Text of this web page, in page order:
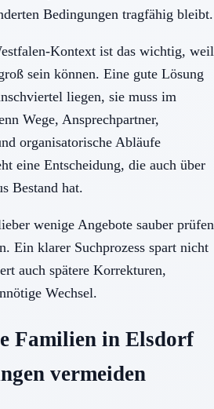
Bedingungen tragfähig bleibt.
Kontext ist das wichtig, weil
sein können. Eine gute Lösung
liegen, sie muss im
Wege, Ansprechpartner,
organisatorische Abläufe
eine Entscheidung, die auch über
Bestand hat.
wenige Angebote sauber prüfen
Ein klarer Suchprozess spart nicht
auch spätere Korrekturen,
Wechsel.
Familien in Elsdorf
vermeiden